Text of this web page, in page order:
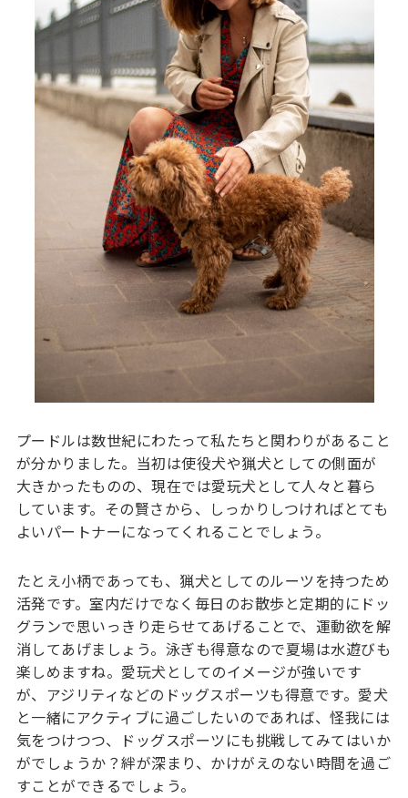
プードルは数世紀にわたって私たちと関わりがあること
が分かりました。当初は使役犬や猟犬としての側面が
大きかったものの、現在では愛玩犬として人々と暮ら
しています。その賢さから、しっかりしつければとても
よいパートナーになってくれることでしょう。
たとえ小柄であっても、猟犬としてのルーツを持つため
活発です。室内だけでなく毎日のお散歩と定期的にドッ
グランで思いっきり走らせてあげることで、運動欲を解
消してあげましょう。泳ぎも得意なので夏場は水遊びも
楽しめますね。愛玩犬としてのイメージが強いです
が、アジリティなどのドッグスポーツも得意です。愛犬
と一緒にアクティブに過ごしたいのであれば、怪我には
気をつけつつ、ドッグスポーツにも挑戦してみてはいか
がでしょうか？絆が深まり、かけがえのない時間を過ご
すことができるでしょう。